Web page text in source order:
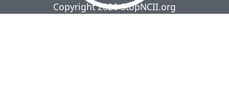
Copyright 2026 StopNCII.org